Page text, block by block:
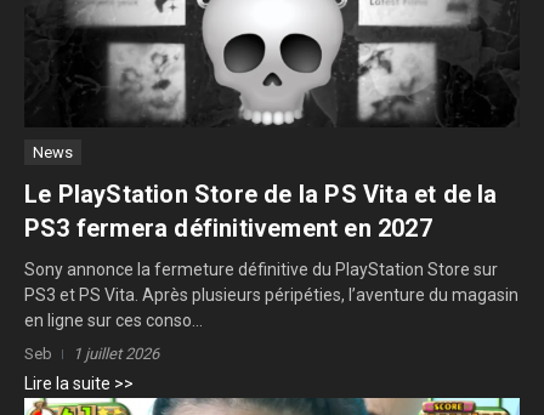
News
Le PlayStation Store de la PS Vita et de la
PS3 fermera définitivement en 2027
Sony annonce la fermeture définitive du PlayStation Store sur
PS3 et PS Vita. Après plusieurs péripéties, l’aventure du magasin
en ligne sur ces conso...
Seb 1 juillet 2026
Lire la suite >>